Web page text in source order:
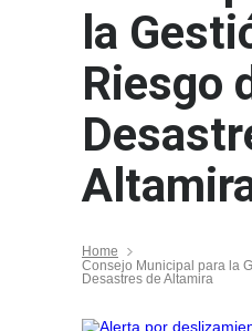
la
Riesgo
Home
Consejo Municipal para la
Desastres de Altamira